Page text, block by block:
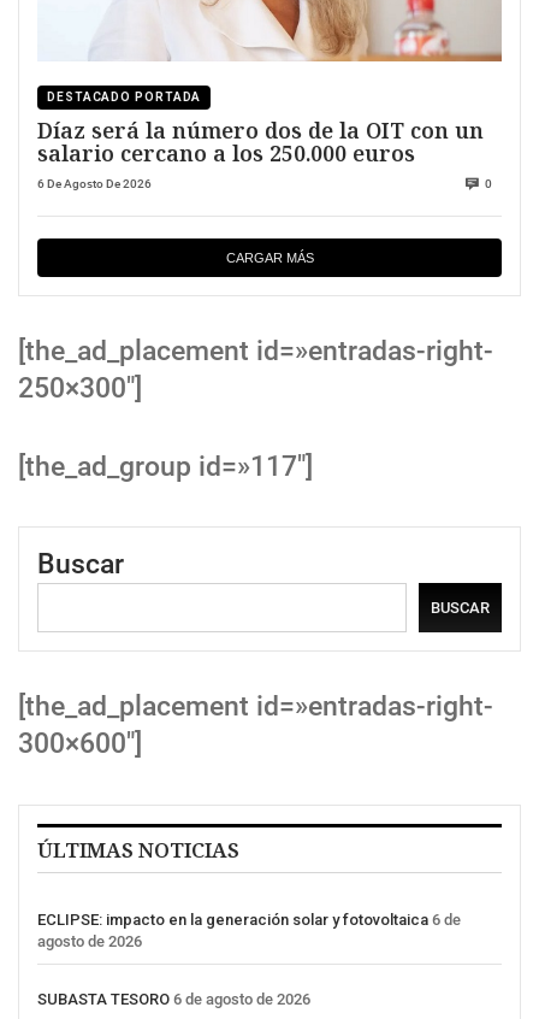
DESTACADO PORTADA
Díaz será la número dos de la OIT con un
salario cercano a los 250.000 euros
6 De Agosto De 2026 0
CARGAR MÁS
[the_ad_placement id=»entradas-right-
250×300″]
[the_ad_group id=»117″]
Buscar
BUSCAR
[the_ad_placement id=»entradas-right-
300×600″]
ÚLTIMAS NOTICIAS
ECLIPSE: impacto en la generación solar y fotovoltaica 6 de
agosto de 2026
SUBASTA TESORO 6 de agosto de 2026